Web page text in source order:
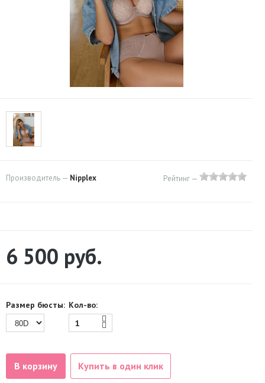
Производитель — Nipplex Рейтинг —
6 500 руб.
Размер бюсты: Кол-во:
В корзину Купить в один клик